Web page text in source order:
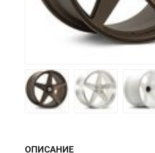
ОПИСАНИЕ